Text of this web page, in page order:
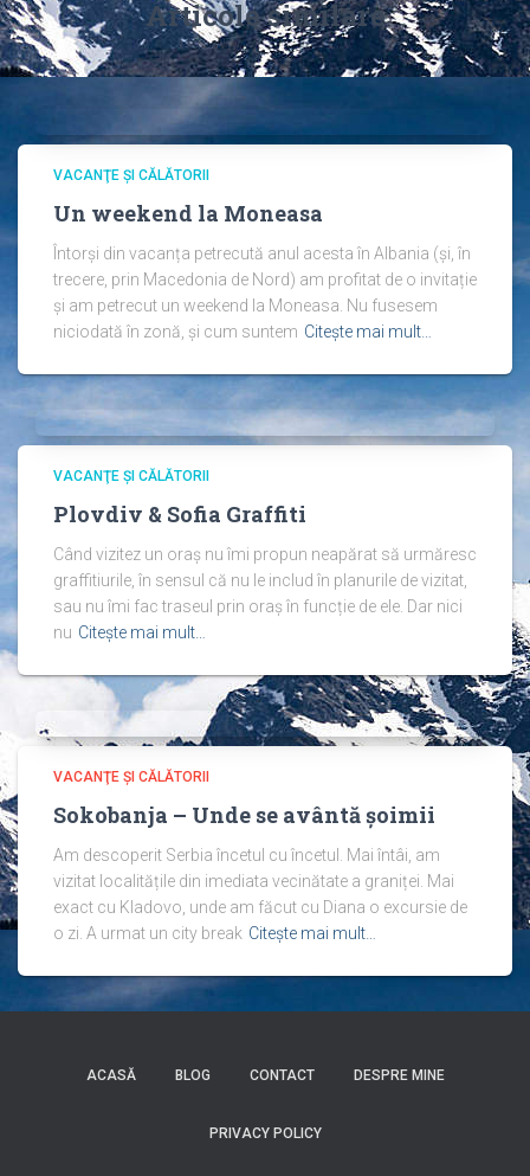
Articole similare
VACANŢE ŞI CĂLĂTORII
Un weekend la Moneasa
Întorși din vacanța petrecută anul acesta în Albania (și, în
trecere, prin Macedonia de Nord) am profitat de o invitație
și am petrecut un weekend la Moneasa. Nu fusesem
niciodată în zonă, și cum suntem Citește mai mult…
VACANŢE ŞI CĂLĂTORII
Plovdiv & Sofia Graffiti
Când vizitez un oraș nu îmi propun neapărat să urmăresc
graffitiurile, în sensul că nu le includ în planurile de vizitat,
sau nu îmi fac traseul prin oraș în funcție de ele. Dar nici
nu Citește mai mult…
VACANŢE ŞI CĂLĂTORII
Sokobanja – Unde se avântă șoimii
Am descoperit Serbia încetul cu încetul. Mai întâi, am
vizitat localitățile din imediata vecinătate a graniței. Mai
exact cu Kladovo, unde am făcut cu Diana o excursie de
o zi. A urmat un city break Citește mai mult…
ACASĂ BLOG CONTACT DESPRE MINE
PRIVACY POLICY